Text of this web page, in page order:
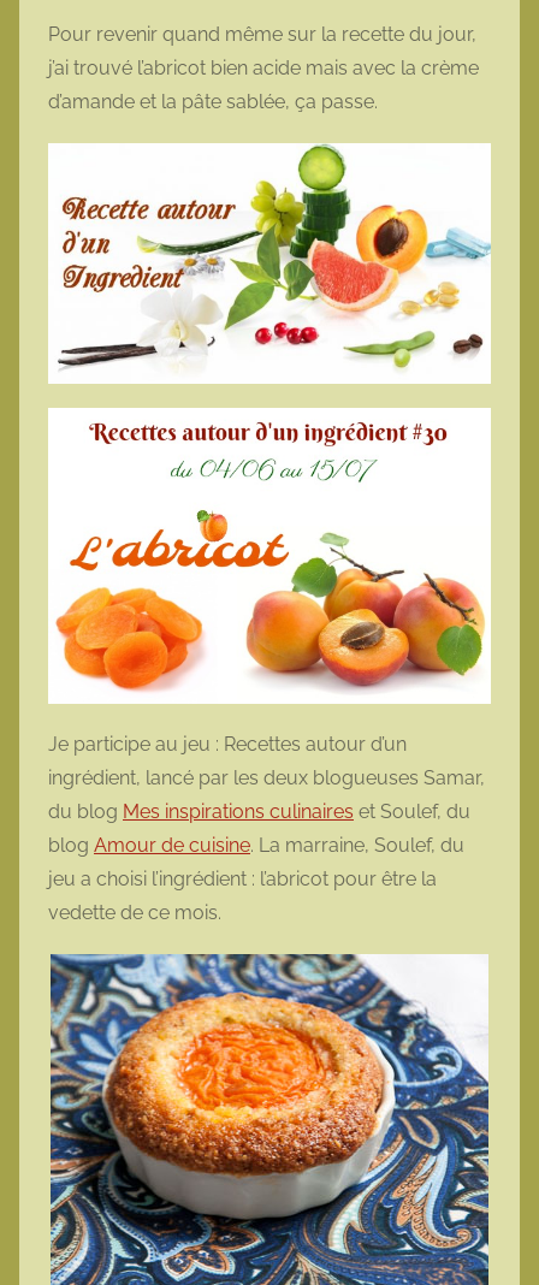
Pour revenir quand même sur la recette du jour,
j’ai trouvé l’abricot bien acide mais avec la crème
d’amande et la pâte sablée, ça passe.
Je participe au jeu : Recettes autour d’un
ingrédient, lancé par les deux blogueuses Samar,
du blog Mes inspirations culinaires et Soulef, du
blog Amour de cuisine. La marraine, Soulef, du
jeu a choisi l’ingrédient : l’abricot pour être la
vedette de ce mois.